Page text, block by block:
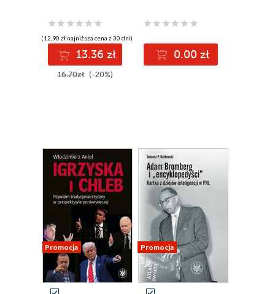
(12,90 zł najniższa cena z 30 dni)
13.36 zł
16.70zł (-20%)
0.00 zł
Promocja Promocja